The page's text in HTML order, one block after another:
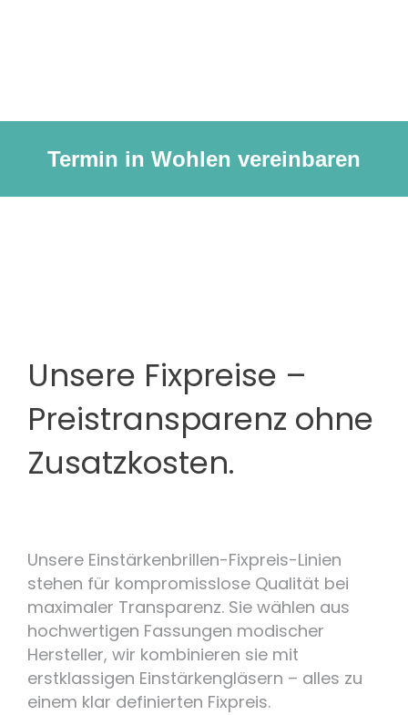
Termin in Wohlen vereinbaren
Unsere Fixpreise –
Preistransparenz ohne
Zusatzkosten.
Unsere Einstärkenbrillen-Fixpreis-Linien
stehen für kompromisslose Qualität bei
maximaler Transparenz. Sie wählen aus
hochwertigen Fassungen modischer
Hersteller, wir kombinieren sie mit
erstklassigen Einstärkengläsern – alles zu
einem klar definierten Fixpreis.